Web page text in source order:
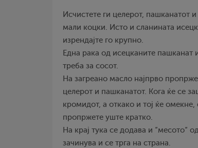
Исчистете ги целерот, пашканатот
мали коцки. Исто и сланината
изрендајте го крупно.
Една рака од исецканите пашканат
треба за сосот.
На загреано масло најпрво
целерот и пашканатот. Кога ќе се
кромидот, а откако и тој ќе омекне,
пропржете уште кратко.
На крај тука се додава и “месото“
зачинува и се трга на страна.